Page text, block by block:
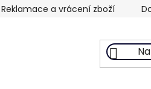
Reklamace a vrácení zboží